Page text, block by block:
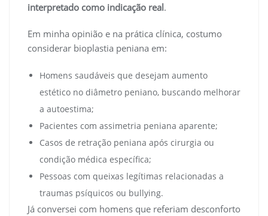
interpretado como indicação real.
Em minha opinião e na prática clínica, costumo
considerar bioplastia peniana em:
Homens saudáveis que desejam aumento
estético no diâmetro peniano, buscando melhorar
a autoestima;
Pacientes com assimetria peniana aparente;
Casos de retração peniana após cirurgia ou
condição médica específica;
Pessoas com queixas legítimas relacionadas a
traumas psíquicos ou bullying.
Já conversei com homens que referiam desconforto